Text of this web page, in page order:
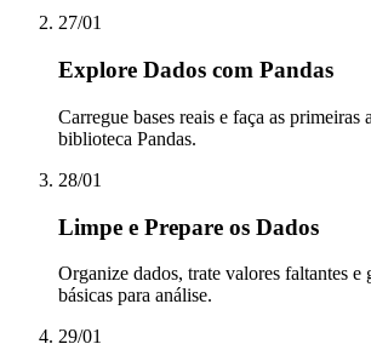
27/01
Explore Dados com Pandas
Carregue bases reais e faça as primeiras
biblioteca Pandas.
28/01
Limpe e Prepare os Dados
Organize dados, trate valores faltantes e
básicas para análise.
29/01